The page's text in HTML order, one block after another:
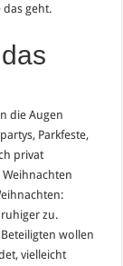
das geht.
die Augen
Parkfeste,
privat
zu.
wollen
vielleicht